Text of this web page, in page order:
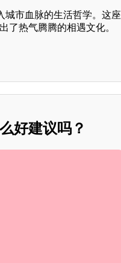
城市血脉的生活哲学。这座
了热气腾腾的相遇文化。
好建议吗？